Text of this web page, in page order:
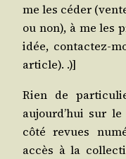
me les céder
ou non), à me les
idée, contac­tez-
article). .)]
Rien de
aujourd’­hui sur
côté revues
accès à la